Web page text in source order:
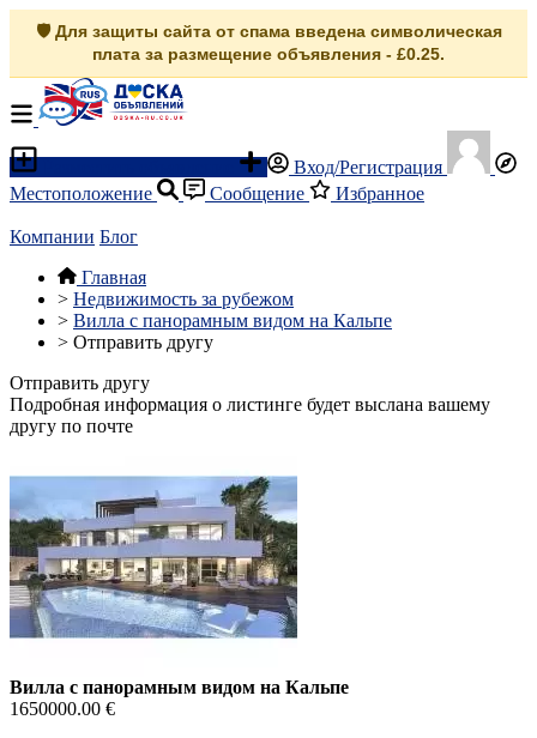
🛡️ Для защиты сайта от спама введена символическая
плата за размещение объявления - £0.25.
Вход/Регистрация
Местоположение
Сообщение Избранное
Компании Блог
Главная
> Недвижимость за рубежом
> Вилла с панорамным видом на Кальпе
> Отправить другу
Отправить другу
Подробная информация о листинге будет выслана вашему
другу по почте
Вилла с панорамным видом на Кальпе
1650000.00 €